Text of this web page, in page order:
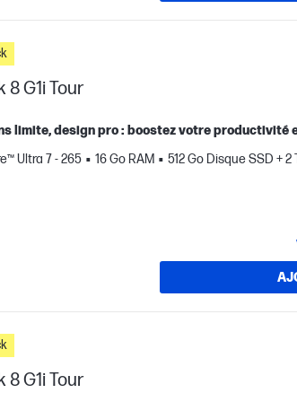
8 G1i Tour
limite, design pro : boostez votre productivité
Ultra 7 - 265 16 Go RAM 512 Go Disque SSD + 2
8 G1i Tour